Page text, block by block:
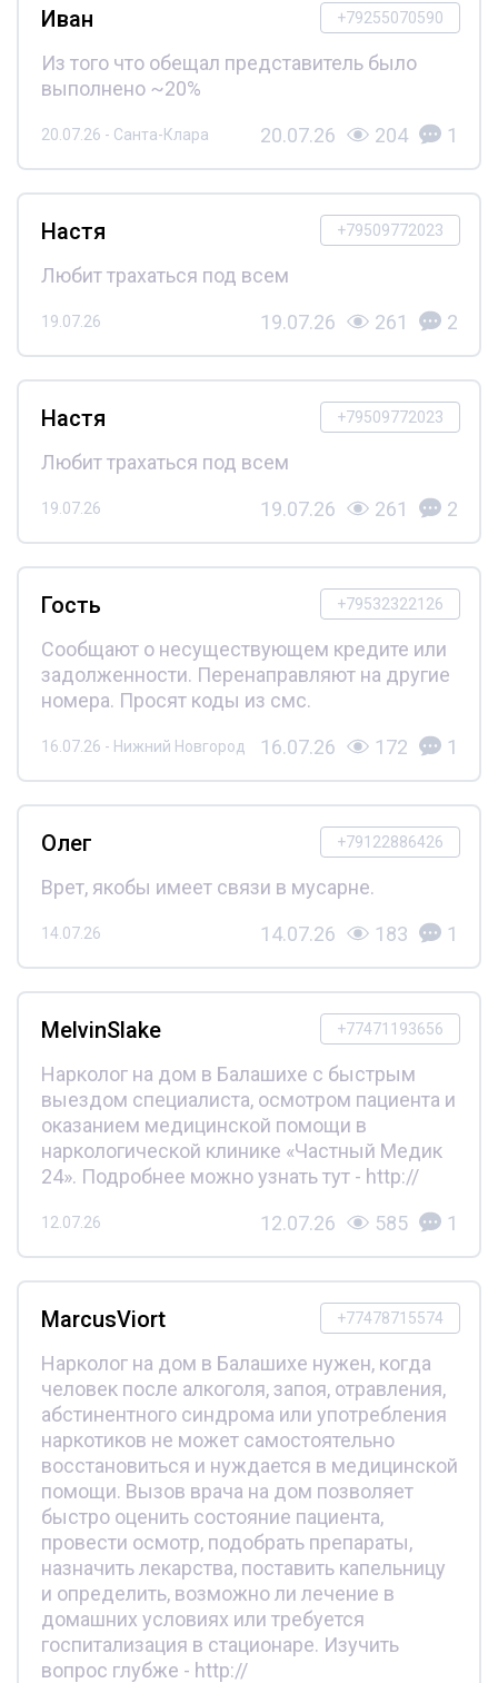
+79255070590
Иван
Из того что обещал представитель было
выполнено ~20%
20.07.26 - Санта-Клара 20.07.26 204 1
+79509772023
Настя
Любит трахаться под всем
19.07.26 19.07.26 261 2
+79509772023
Настя
Любит трахаться под всем
19.07.26 19.07.26 261 2
+79532322126
Гость
Сообщают о несуществующем кредите или
задолженности. Перенаправляют на другие
номера. Просят коды из смс.
16.07.26 - Нижний Новгород 16.07.26 172 1
+79122886426
Олег
Врет, якобы имеет связи в мусарне.
14.07.26 14.07.26 183 1
+77471193656
MelvinSlake
Нарколог на дом в Балашихе с быстрым
выездом специалиста, осмотром пациента и
оказанием медицинской помощи в
наркологической клинике «Частный Медик
24». Подробнее можно узнать тут - http://
12.07.26 12.07.26 585 1
+77478715574
MarcusViort
Нарколог на дом в Балашихе нужен, когда
человек после алкоголя, запоя, отравления,
абстинентного синдрома или употребления
наркотиков не может самостоятельно
восстановиться и нуждается в медицинской
помощи. Вызов врача на дом позволяет
быстро оценить состояние пациента,
провести осмотр, подобрать препараты,
назначить лекарства, поставить капельницу
и определить, возможно ли лечение в
домашних условиях или требуется
госпитализация в стационаре. Изучить
вопрос глубже - http://